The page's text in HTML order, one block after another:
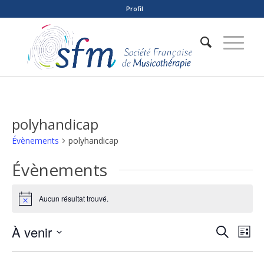
Profil
polyhandicap
Évènements polyhandicap
Évènements
Notice Aucun résultat trouvé.
et
Recherche
de
Liste
À venir
Sélectionnez